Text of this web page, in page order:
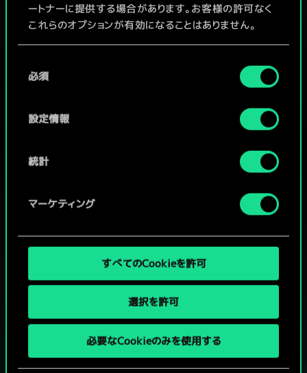
ートナーに提供する場合があります。お客様の許可なく
これらのオプションが有効になることはありません。
詳細は、下記の「設定」メニューでご確認ください。
必須
設定情報
統計
マーケティング
すべてのCookieを許可
選択を許可
必要なCookieのみを使用する
/
グウェントでひと勝負といかない
か？